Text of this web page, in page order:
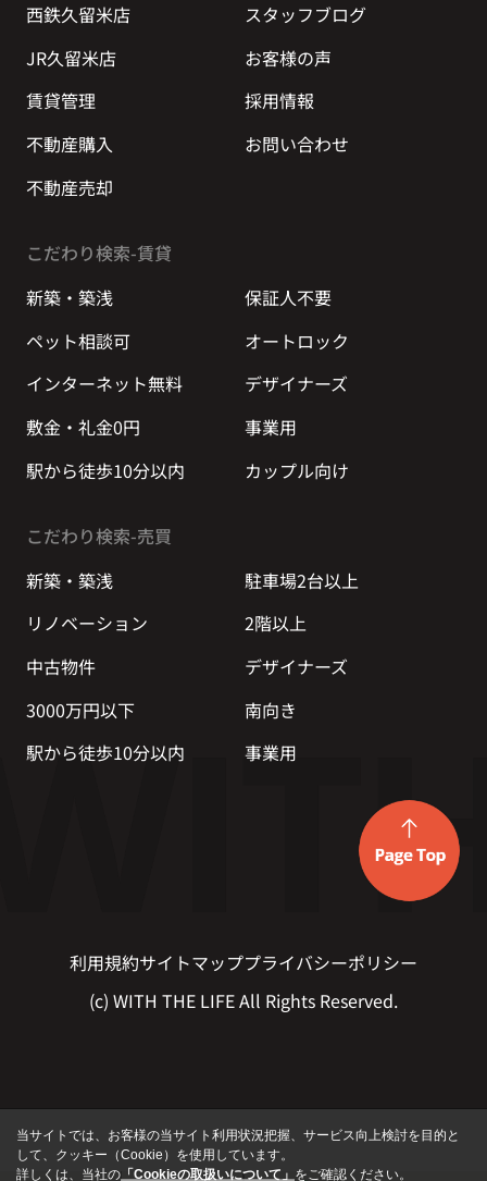
西鉄久留米店
スタッフブログ
JR久留米店
お客様の声
賃貸管理
採用情報
不動産購入
お問い合わせ
不動産売却
こだわり検索-賃貸
新築・築浅
保証人不要
ペット相談可
オートロック
インターネット無料
デザイナーズ
敷金・礼金0円
事業用
駅から徒歩10分以内
カップル向け
こだわり検索-売買
新築・築浅
駐車場2台以上
リノベーション
2階以上
中古物件
デザイナーズ
3000万円以下
南向き
駅から徒歩10分以内
事業用
利用規約サイトマッププライバシーポリシー
(c) WITH THE LIFE All Rights Reserved.
当サイトでは、お客様の当サイト利用状況把握、サービス向上検討を目的と
して、クッキー（Cookie）を使用しています。
詳しくは、当社の 「Cookieの取扱いについて」 をご確認ください。